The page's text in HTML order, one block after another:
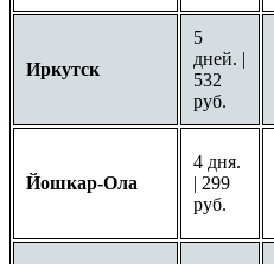
Иркутск
5
дней. |
532
руб.
Йошкар-Ола
4 дня.
| 299
руб.